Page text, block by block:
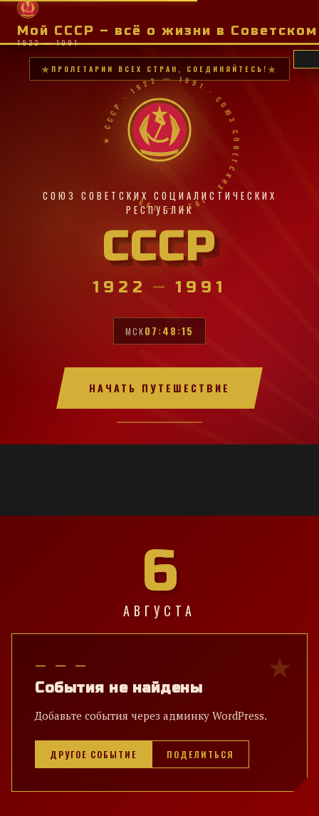
Мой СССР – всё о жизни в
1922 — 1991
ПРОЛЕТАРИИ ВСЕХ СТРАН, СОЕДИНЯЙТЕСЬ!
★ СССР · 1922 — 1991 · СОЮЗ СОВЕТСКИХ · 1922 — 1991 ·
СОЮЗ СОВЕТСКИХ СОЦИАЛИСТИЧЕСКИХ
РЕСПУБЛИК
СССР
1922 — 1991
МСК07:48:16
НАЧАТЬ ПУТЕШЕСТВИЕ
6
АВГУСТА
— — —
События не найдены
Добавьте события через админку WordPress.
ДРУГОЕ СОБЫТИЕ ПОДЕЛИТЬСЯ